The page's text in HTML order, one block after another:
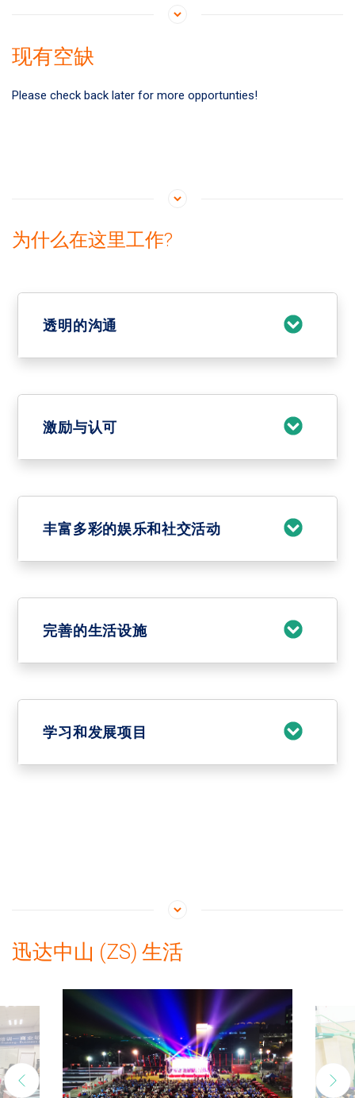
现有空缺
Please check back later for more opportunties!
为什么在这里工作?
透明的沟通
激励与认可
丰富多彩的娱乐和社交活动
完善的生活设施
学习和发展项目
迅达中山 (ZS) 生活